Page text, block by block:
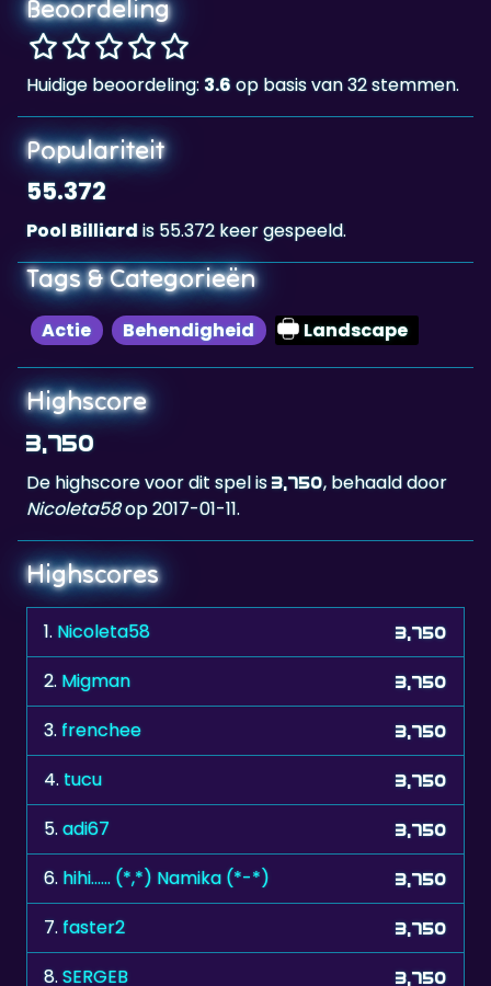
Huidige beoordeling:
Populariteit
55.372
Pool Billiardis 55.372 keer gespeeld.
Tags & Categorieën
Actie Behendigheid
Highscore
3,750
De highscore voor dit spel is
Nicoleta58
Highscores
1.Nicoleta58
2.Migman 3,750
3. frenchee 3,750
4.tucu 3,750
5. adi67 3,750
6. 3,750
7. faster2 3,750
8. SERGEB 3,750
9. AEK21 3,750